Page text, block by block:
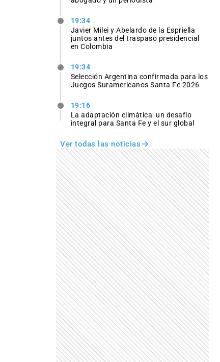
19:34
Javier Milei y Abelardo de la Espriella
juntos antes del traspaso presidencial
en Colombia
19:34
Selección Argentina confirmada para los
Juegos Suramericanos Santa Fe 2026
19:16
La adaptación climática: un desafío
integral para Santa Fe y el sur global
Ver todas las noticias